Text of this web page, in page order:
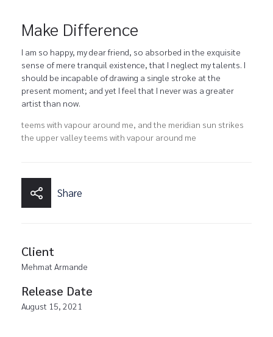
Make Difference
I am so happy, my dear friend, so absorbed in the exquisite
sense of mere tranquil existence, that I neglect my talents. I
should be incapable of drawing a single stroke at the
present moment; and yet I feel that I never was a greater
artist than now.
teems with vapour around me, and the meridian sun strikes
the upper valley teems with vapour around me
Share
Client
Mehmat Armande
Release Date
August 15, 2021